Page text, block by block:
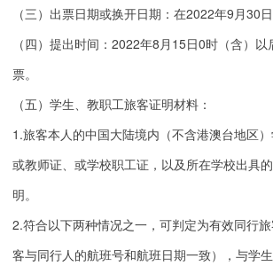
（三）出票日期或换开日期：在2022年9月30日
（四）提出时间：2022年8月15日0时（含）
票。
（五）学生、教职工旅客证明材料：
1.旅客本人的中国大陆境内（不含港澳台地区）
或教师证、或学校职工证，以及所在学校出具
明。
2.符合以下两种情况之一，可判定为有效同行
客与同行人的航班号和航班日期一致），与学